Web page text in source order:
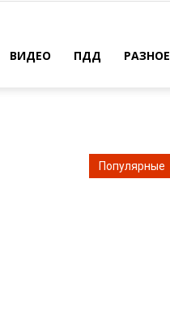
ВИДЕО ПДД РАЗНОЕ
Популярные